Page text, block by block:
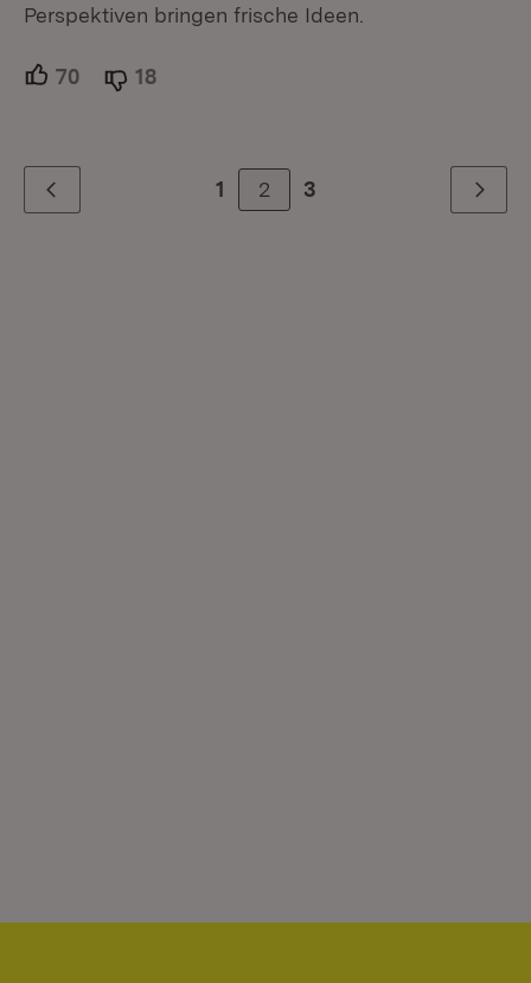
Perspektiven bringen frische Ideen.
70 Unterstützer.
18
Zurück 1 2 3 Weiter